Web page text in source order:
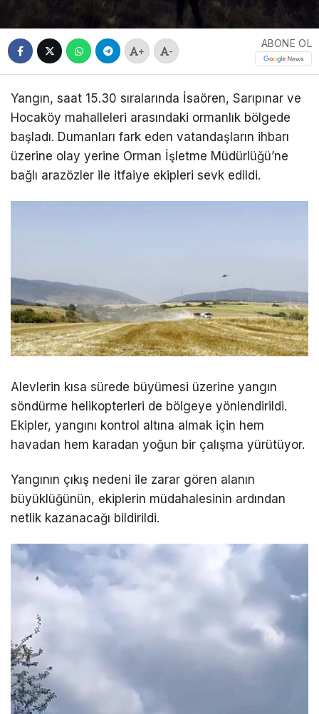
+ -
ABONE OL
Yangın, saat 15.30 sıralarında İsaören, Sarıpınar ve
Hocaköy mahalleleri arasındaki ormanlık bölgede
başladı. Dumanları fark eden vatandaşların ihbarı
üzerine olay yerine Orman İşletme Müdürlüğü’ne
bağlı arazözler ile itfaiye ekipleri sevk edildi.
Alevlerin kısa sürede büyümesi üzerine yangın
söndürme helikopterleri de bölgeye yönlendirildi.
Ekipler, yangını kontrol altına almak için hem
havadan hem karadan yoğun bir çalışma yürütüyor.
Yangının çıkış nedeni ile zarar gören alanın
büyüklüğünün, ekiplerin müdahalesinin ardından
netlik kazanacağı bildirildi.